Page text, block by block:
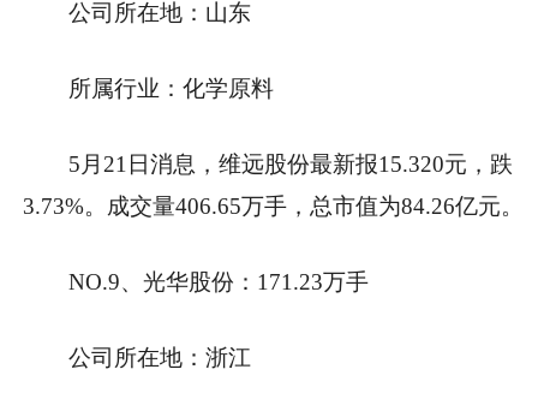
公司所在地：山东
所属行业：化学原料
5月21日消息，维远股份最新报15.320元，跌
3.73%。成交量406.65万手，总市值为84.26亿元。
NO.9、光华股份：171.23万手
公司所在地：浙江